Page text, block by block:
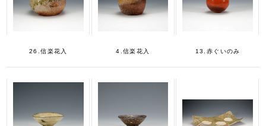
26.信楽花入 4.信楽花入 13.赤ぐいのみ